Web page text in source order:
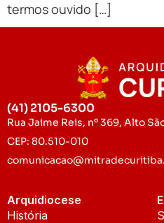
termos ouvido […]
(41) 2105-6300
Rua Jaime Reis, nº 369, Alto
CEP: 80.510-010
Arquidiocese
História